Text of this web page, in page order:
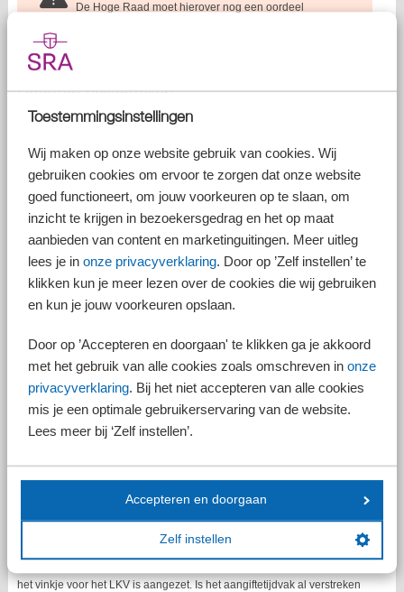
Toestemmingsinstellingen
Wij maken op onze website gebruik van cookies. Wij
gebruiken cookies om ervoor te zorgen dat onze website
goed functioneert, om jouw voorkeuren op te slaan, om
inzicht te krijgen in bezoekersgedrag en het op maat
aanbieden van content en marketinguitingen. Meer uitleg
lees je in onze privacyverklaring. Door op ’Zelf instellen’ te
klikken kun je meer lezen over de cookies die wij gebruiken
en kun je jouw voorkeuren opslaan.
Door op ’Accepteren en doorgaan' te klikken ga je akkoord
met het gebruik van alle cookies zoals omschreven in onze
privacyverklaring. Bij het niet accepteren van alle cookies
mis je een optimale gebruikerservaring van de website.
Lees meer bij ‘Zelf instellen’.
Accepteren en doorgaan
Zelf instellen
De Hoge Raad moet hierover nog een oordeel
Rechten veiligstellen
Beslist de Hoge Raad straks dat het recht op een LKV toch over kan
LKV. Om die rechten veilig te stellen, kunt u het volgende doen:
beoordeel voor welke werknemers op het moment van overgang van
de onderneming een doelgroepverklaring aanwezig was,
beoordeel of nog wordt voldaan aan de voorwaarden voor
toepassing van het LKV, en
bewaar die doelgroepverklaring of een kopie daarvan bij uw
loonadministratie.
2023
voldaan en is het vinkje voor het LKV niet aangezet? Dan moet een
correctiebericht ingezonden worden waarin alsnog het LKV wordt
aangevraagd.
Let op!
2024
het vinkje voor het LKV is aangezet. Is het aangiftetijdvak al verstreken